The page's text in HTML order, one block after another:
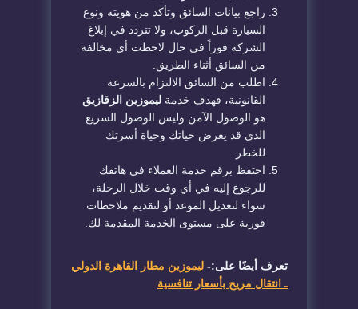
​راجع بيانات السائق وتأكد من هويته ونوع
السيارة قبل الركوب، ولا تتردد في إبلاغ
الشركة فوراً في حال لاحظت أي مخالفة
من السائق أثناء الطريق.
​اطلب من السائق الالتزام بالسرعة
القانونية، فهدف خدمة ليموزين الزقازيق
هو الوصول الآمن وليس الوصول السريع
الذي قد يعرض حياتك وحياة أسرتك
للخطر.
​احتفظ برقم خدمة العملاء في هاتفك
للرجوع إليه في أي وقت خلال الرحلة،
سواء لتعديل الموعد أو لتقديم ملاحظات
فورية على مستوى الخدمة المقدمة لك.
تعرف أيضًا على:- ليموزين مطار القاهرة الدولي
ـ انتقال مريح بأسعار تنافسية